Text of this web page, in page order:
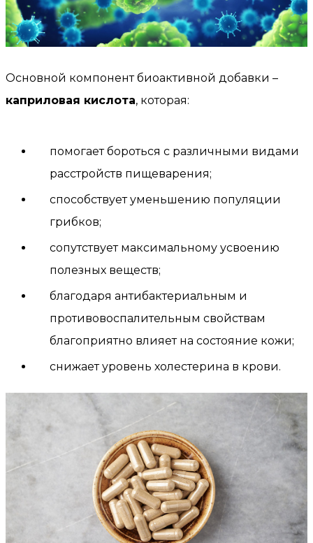
Основной компонент биоактивной добавки –
каприловая кислота, которая:
помогает бороться с различными видами
расстройств пищеварения;
способствует уменьшению популяции
грибков;
сопутствует максимальному усвоению
полезных веществ;
благодаря антибактериальным и
противовоспалительным свойствам
благоприятно влияет на состояние кожи;
снижает уровень холестерина в крови.